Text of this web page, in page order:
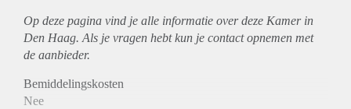
Op deze pagina vind je alle informatie over deze Kamer in
Den Haag. Als je vragen hebt kun je contact opnemen met
de aanbieder.
Bemiddelingskosten
Nee